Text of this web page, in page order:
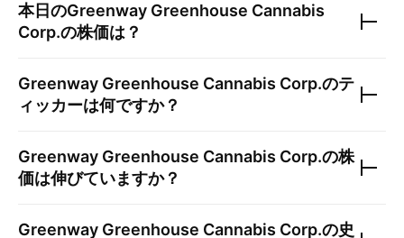
本日のGreenway Greenhouse Cannabis
Corp.の株価は？
Greenway Greenhouse Cannabis Corp.のテ
ィッカーは何ですか？
Greenway Greenhouse Cannabis Corp.の株
価は伸びていますか？
Greenway Greenhouse Cannabis Corp.の史